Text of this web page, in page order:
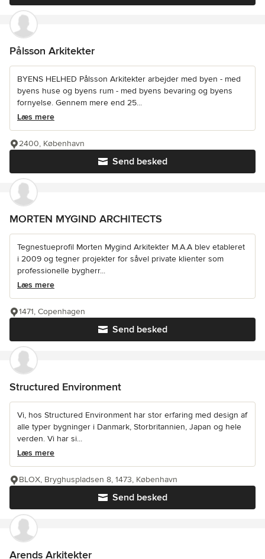
Pålsson Arkitekter
BYENS HELHED Pålsson Arkitekter arbejder med byen - med
byens huse og byens rum - med byens bevaring og byens
fornyelse. Gennem mere end 25...
Læs mere
Send besked
2400, København
MORTEN MYGIND ARCHITECTS
Tegnestueprofil Morten Mygind Arkitekter M.A.A blev etableret
i 2009 og tegner projekter for såvel private klienter som
professionelle bygherr...
Læs mere
Send besked
1471, Copenhagen
Structured Environment
Vi, hos Structured Environment har stor erfaring med design af
alle typer bygninger i Danmark, Storbritannien, Japan og hele
verden. Vi har si...
Læs mere
Send besked
BLOX, Bryghuspladsen 8, 1473, København
Arends Arkitekter